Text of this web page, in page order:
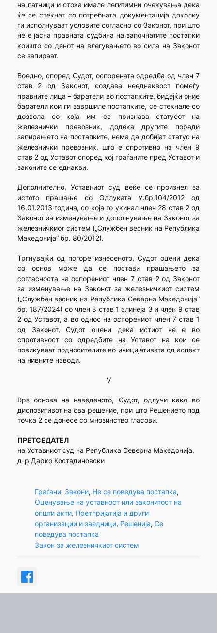
на патници и стока имале легитимни очекувања дека
ќе се стекнат со потребната документација доколку
ги исполнуваат условите согласно со Законот, при што
не е јасна правната судбина на започнатите постапки
коишто со денот на влегувањето во сила на Законот
се запираат.
Воедно, според Судот, оспорената одредба од член 7
став 2 од Законот, создава нееднаквост помеѓу
правните лица – баратели во постапките, бидејќи оние
баратели кои ги завршиле постапките, се стекнале со
дозвола со која им се признава статусот на
железнички превозник, додека другите поради
запирањето на постапките, нема да добијат статус на
железнички превозник, што е спротивно на член 9
став 2 од Уставот според кој граѓаните пред Уставот и
законите се еднакви.
Дополнително, Уставниот суд веќе се произнел за
истото прашање со Одлуката У.бр.104/2012 од
16.01.2013 година, со која го укинал член 28 став 2 од
Законот за изменување и дополнување на Законот за
железничкиот систем („Службен весник на Република
Македонија” бр. 80/2012).
Тргнувајќи од погоре изнесеното, Судот оцени дека
со основ може да се постави прашањето за
согласноста на оспорениот член 7 став 2 од Законот
за изменување на Законот за железничкиот систем
(„Службен весник на Република Северна Македонија”
бр. 187/2024) со член 8 став 1 алинеја 3 и член 9 став
2 од Уставот, а во однос на оспорениот член 7 став 1
од Законот, Судот оцени дека истиот не е во
спротивност со одредбите на Уставот на кои се
повикуваат подносителите во иницијативата од аспект
на нивните наводи.
V
Врз основа на наведеното, Судот, одлучи како во
диспозитивот на ова решение, при што Решението под
точка 2 се донесе со мнозинство гласови.
ПРЕТСЕДАТЕЛ
на Уставниот суд на Република Северна Македонија,
д-р Дарко Костадиновски
Граѓани, Закони, Не се поведува постапка
Оценување на уставност или законитост на
општи акти, Претпријатија и други
организации и заедници, Решенија, Се
поведува постапка
Закон за железничкиот систем